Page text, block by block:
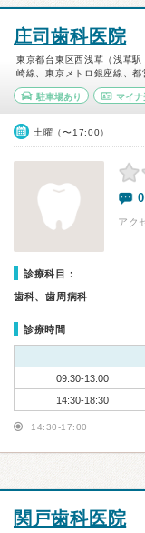
庄司歯科医院
東京都台東区西浅草（浅草
崎線、東京メトロ銀座線、都
駐車場あり マイナ
土曜（〜17:00）
アク
診療科目：
歯科、歯周病科
診療時間
09:30-13:00
14:30-18:30
14:30-17:00
関戸歯科医院